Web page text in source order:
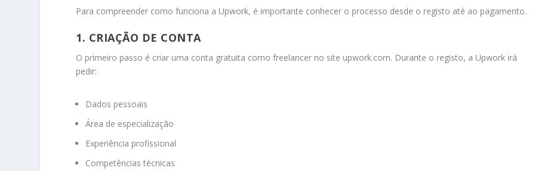
Para compreender como funciona a Upwork, é importante conhecer o processo desde o registo até ao pagamento.
1. CRIAÇÃO DE CONTA
O primeiro passo é criar uma conta gratuita como freelancer no site upwork.com. Durante o registo, a Upwork irá
pedir:
Dados pessoais
Área de especialização
Experiência profissional
Competências técnicas